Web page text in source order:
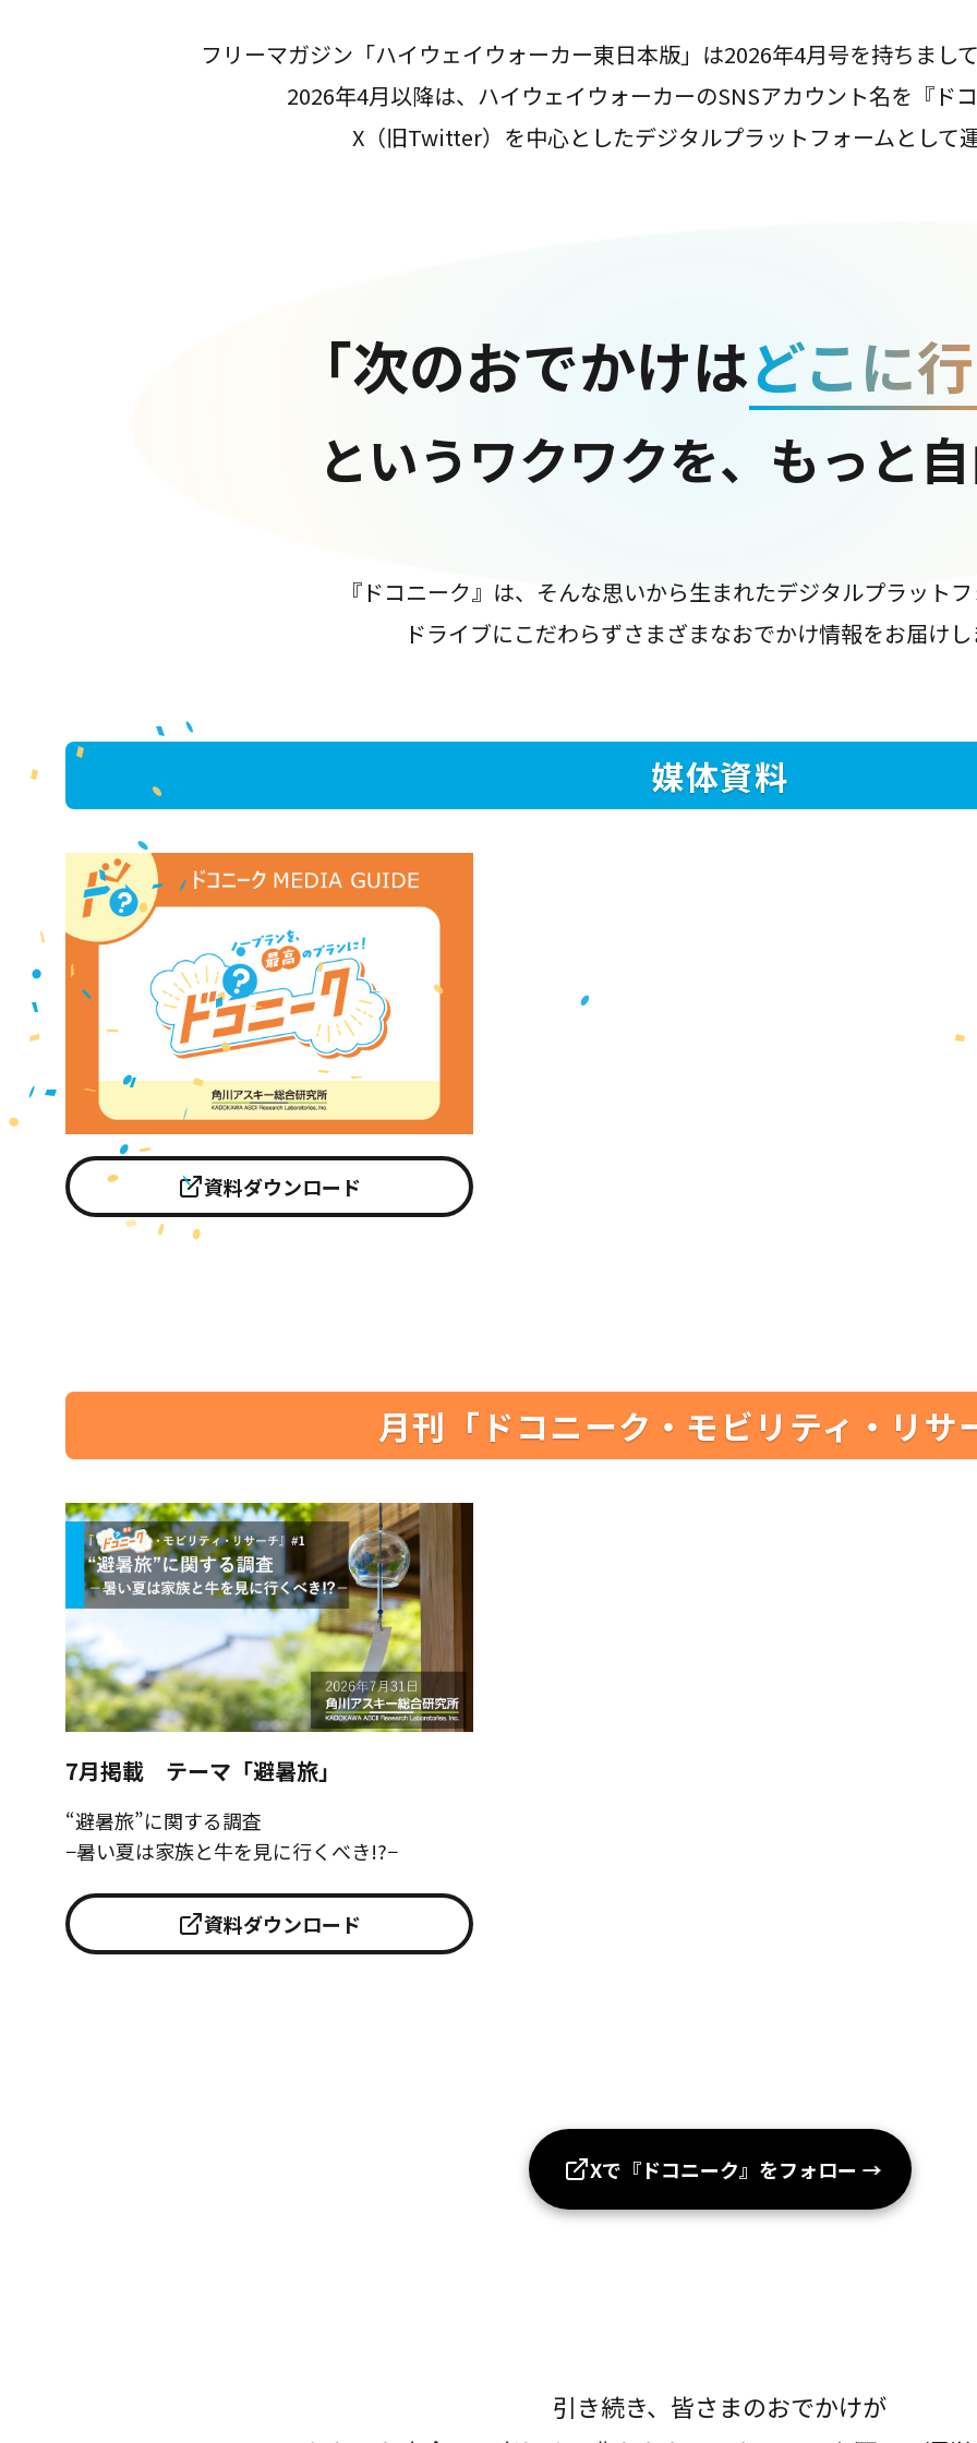
フリーマガジン「ハイウェイウォーカー東日本版」は2026年4月号を持ちまし
2026年4月以降は、ハイウェイウォーカーのSNSアカウント名を『ド
X（旧Twitter）を中心としたデジタルプラットフォームとして
「次のおでかけはどこに
というワクワクを、もっと
『ドコニーク』は、そんな思いから生まれたデジタルプラット
ドライブにこだわらずさまざまなおでかけ情報をお届け
媒体資料
資料ダウンロード
月刊「ドコニーク・モビリティ・リサ
7月掲載 テーマ「避暑旅」
“避暑旅”に関する調査
−暑い夏は家族と牛を見に行くべき!?−
資料ダウンロード
Xで『ドコニーク』をフォロー →
引き続き、皆さまのおでかけが